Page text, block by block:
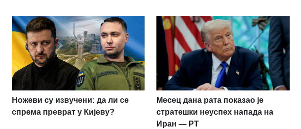
Ножеви су извучени: да ли се
спрема преврат у Кијеву?
Месец дана рата показао је
стратешки неуспех напада на
Иран — РТ